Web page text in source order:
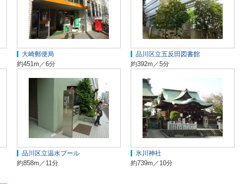
大崎郵便局
約451m／6分
品川区立五反田図書館
約392m／5分
品川区立温水プール
約858m／11分
氷川神社
約739m／10分